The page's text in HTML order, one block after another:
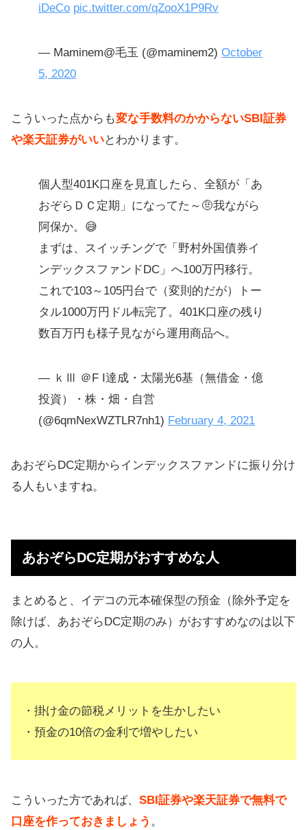
iDeCo pic.twitter.com/qZooX1P9Rv
— Maminem@毛玉 (@maminem2) October
5, 2020
こういった点からも変な手数料のかからないSBI証券
や楽天証券がいいとわかります。
個人型401K口座を見直したら、全額が「あ
おぞらＤＣ定期」になってた～🤨我ながら
阿保か。😅
まずは、スイッチングで「野村外国債券イ
ンデックスファンドDC」へ100万円移行。
これで103～105円台で（変則的だが）トー
タル1000万円ドル転完了。401K口座の残り
数百万円も様子見ながら運用商品へ。
— ｋⅢ ＠F I達成・太陽光6基（無借金・億
投資）・株・畑・自営
(@6qmNexWZTLR7nh1) February 4, 2021
あおぞらDC定期からインデックスファンドに振り分け
る人もいますね。
あおぞらDC定期がおすすめな人
まとめると、イデコの元本確保型の預金（除外予定を
除けば、あおぞらDC定期のみ）がおすすめなのは以下
の人。
・掛け金の節税メリットを生かしたい
・預金の10倍の金利で増やしたい
こういった方であれば、 SBI証券や楽天証券で無料で
口座を作っておきましょう 。